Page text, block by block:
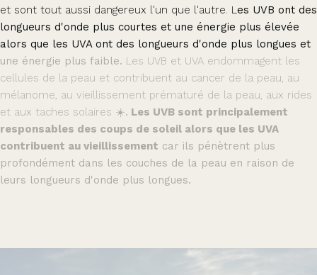
et sont tout aussi dangereux l'un que l'autre. Les UVB ont des
longueurs d'onde plus courtes et une énergie plus élevée
alors que les UVA ont des longueurs d'onde plus longues et
une énergie plus faible. Les UVB et UVA endommagent les
cellules de la peau et contribuent au cancer de la peau, au
mélanome, au vieillissement prématuré de la peau, aux rides
et aux taches solaires ☀️. Les UVB sont principalement
responsables des coups de soleil alors que les UVA
contribuent au vieillissement car ils pénètrent plus
profondément dans les couches de la peau en raison de
leurs longueurs d'onde plus longues.